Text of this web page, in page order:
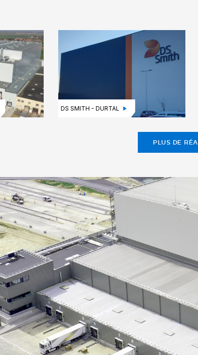
DS SMITH - DURTAL
PLUS DE